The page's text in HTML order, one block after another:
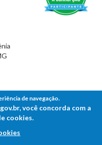
de navegação.
você concorda com a
cookies.